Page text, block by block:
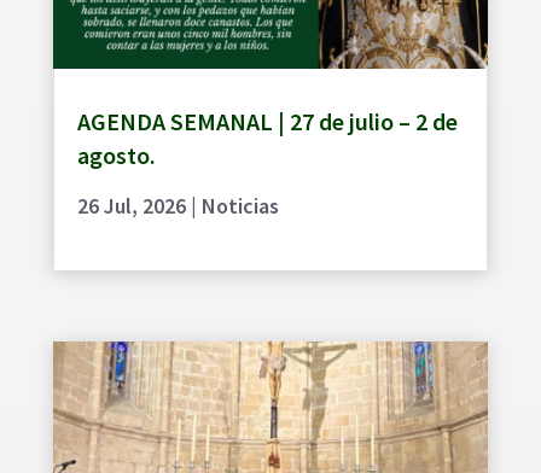
AGENDA SEMANAL | 27 de julio – 2 de
agosto.
26 Jul, 2026| Noticias